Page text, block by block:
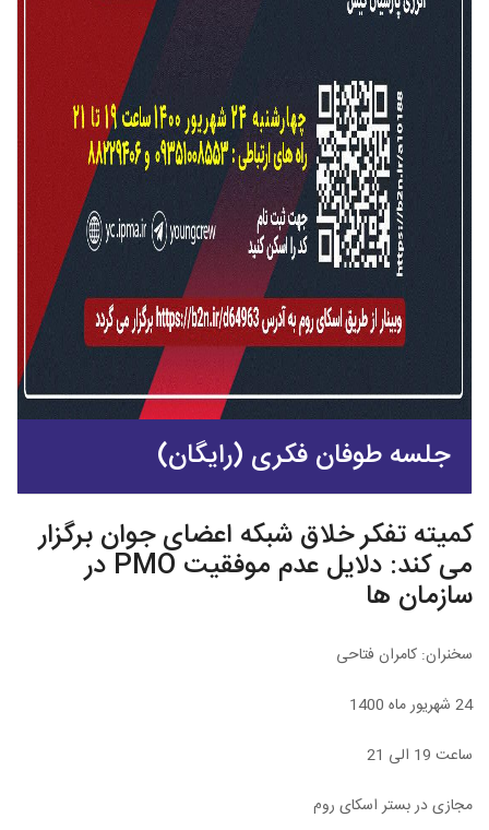
جلسه طوفان فکری (رایگان)
کمیته تفکر خلاق شبکه اعضای جوان برگزار
می کند: دلایل عدم موفقیت PMO در
سازمان ها
سخنران: کامران فتاحی
24 شهریور ماه 1400
ساعت 19 الی 21
مجازی در بستر اسکای روم